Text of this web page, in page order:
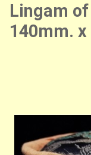
Lingam
140mm.